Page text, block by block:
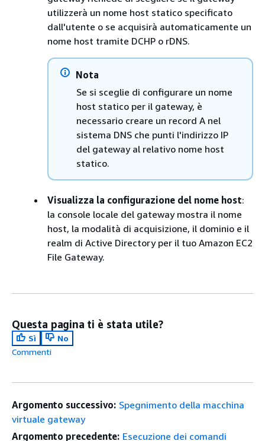
utilizzerà un nome host statico specificato
dall'utente o se acquisirà automaticamente un
nome host tramite DCHP o rDNS.
Nota
Se si sceglie di configurare un nome
host statico per il gateway, è
necessario creare un record A nel
sistema DNS che punti l'indirizzo IP
del gateway al relativo nome host
statico.
Visualizza la configurazione del nome host:
la console locale del gateway mostra il nome
host, la modalità di acquisizione, il dominio e il
realm di Active Directory per il tuo Amazon EC2
File Gateway.
Questa pagina ti è stata utile?
Sì
No
Commenti
Argomento successivo: Spegnimento della macchina
virtuale gateway
Argomento precedente: Esecuzione dei comandi